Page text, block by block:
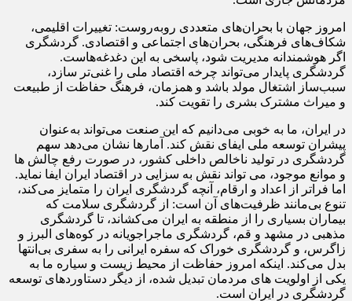
امروز جهان با بحران‌های متعددی روبه‌روست: تغییرات اقلیمی،
شکاف‌های فرهنگی، بحران‌های اجتماعی و اقتصادی. گردشگری
اگر هوشمندانه مدیریت شود، پاسخی به این دغدغه‌هاست.
گردشگری پایدار می‌تواند چرخه اقتصاد ملی را غنی‌تر سازد،
سبب‌ساز اشتغال مولد باشد و همزمان، فرهنگ حفاظت از طبیعت
و میراث مشترک بشری را تقویت کند.
در ایران، ما به خوبی می‌دانیم که این صنعت می‌تواند به‌عنوان
پیشران توسعه ملی ایفای نقش کند. آمارها نشان می‌دهد سهم
گردشگری در تولید ناخالص داخلی کشور، در صورت رفع چالش ها
و موانع موجود، می تواند نقش به سزایی در اقتصاد ایران ایفا نماید.
اما فراتر از اعداد و ارقام، آنچه گردشگری ایران را متمایز می‌کند،
تنوع بی‌مانند ظرفیت‌های آن است: از گردشگری سلامت که
بیماران بسیاری را از منطقه به ایران می‌کشاند، تا گردشگری
مذهبی در مشهد و قم، گردشگری ماجراجویانه در کوه‌های البرز و
زاگرس، و گردشگری خوراک که سفره ایرانی را به سفری بی‌انتها
بدل می‌کند. اینکه امروز حفاظت از محیط زیست و سیاره ما به
یکی از اولویت های مردمان تبدیل شده، از دیگر دستاوردهای توسعه
گردشگری در ایران است.